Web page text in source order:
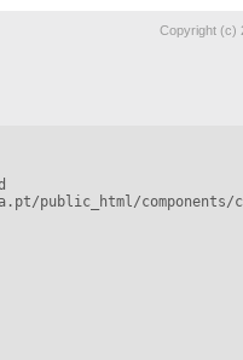
Copyright (c)
public_html/